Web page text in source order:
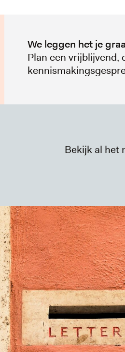
We leggen het je
Plan een vrijblijvend,
Bekijk al het